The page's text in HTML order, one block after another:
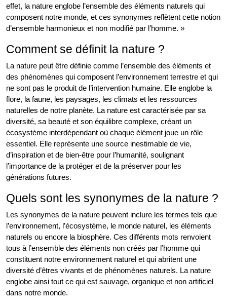
effet, la nature englobe l’ensemble des éléments naturels qui
composent notre monde, et ces synonymes reflètent cette notion
d’ensemble harmonieux et non modifié par l’homme. »
Comment se définit la nature ?
La nature peut être définie comme l’ensemble des éléments et
des phénomènes qui composent l’environnement terrestre et qui
ne sont pas le produit de l’intervention humaine. Elle englobe la
flore, la faune, les paysages, les climats et les ressources
naturelles de notre planète. La nature est caractérisée par sa
diversité, sa beauté et son équilibre complexe, créant un
écosystème interdépendant où chaque élément joue un rôle
essentiel. Elle représente une source inestimable de vie,
d’inspiration et de bien-être pour l’humanité, soulignant
l’importance de la protéger et de la préserver pour les
générations futures.
Quels sont les synonymes de la nature ?
Les synonymes de la nature peuvent inclure les termes tels que
l’environnement, l’écosystème, le monde naturel, les éléments
naturels ou encore la biosphère. Ces différents mots renvoient
tous à l’ensemble des éléments non créés par l’homme qui
constituent notre environnement naturel et qui abritent une
diversité d’êtres vivants et de phénomènes naturels. La nature
englobe ainsi tout ce qui est sauvage, organique et non artificiel
dans notre monde.